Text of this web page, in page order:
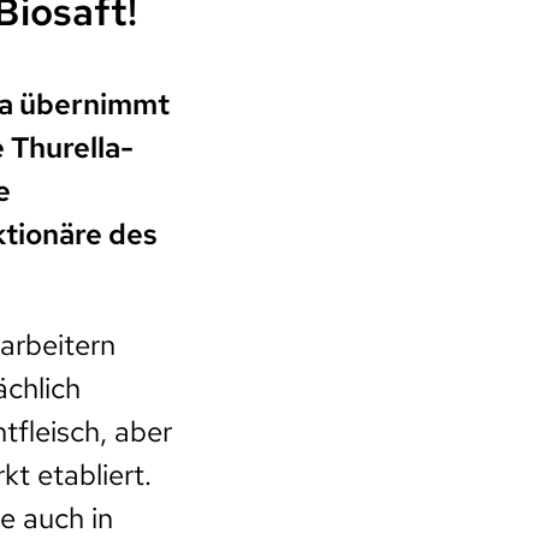
übernimmt
Thurella-
des
aber
etabliert.
auch in